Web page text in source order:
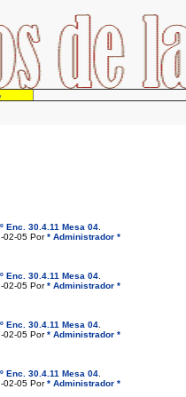
Enc. 30.4.11 Mesa 04.
02-05 Por* Administrador *
Enc. 30.4.11 Mesa 04.
02-05 Por* Administrador *
Enc. 30.4.11 Mesa 04.
02-05 Por* Administrador *
Enc. 30.4.11 Mesa 04.
02-05 Por* Administrador *